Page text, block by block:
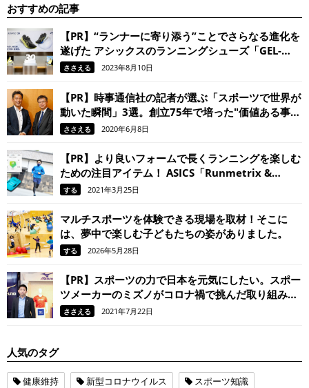
おすすめの記事
【PR】“ランナーに寄り添う”ことでさらなる進化を
遂げた アシックスのランニングシューズ「GEL-
KAYANO 30」。 履けばきっと、走るのがもっと楽
ささえる 2023年8月10日
【PR】時事通信社の記者が選ぶ「スポーツで世界が
動いた瞬間」3選。創立75年で培った"価値ある事
実"を見抜く目
ささえる 2020年6月8日
【PR】より良いフォームで長くランニングを楽しむ
ための注目アイテム！ ASICS「Runmetrix &
Motion Sensor」を皇居で実走インプレッション
する 2021年3月25日
マルチスポーツを体験できる現場を取材！そこに
は、夢中で楽しむ子どもたちの姿がありました。
する 2026年5月28日
【PR】スポーツの力で日本を元気にしたい。スポー
ツメーカーのミズノがコロナ禍で挑んだ取り組みと
はささえる 2021年7月22日
人気のタグ
健康維持 新型コロナウイルス
スポーツ知識